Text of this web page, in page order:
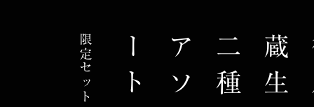
生
二
種
ア
ソ
ー
ト
限定セット